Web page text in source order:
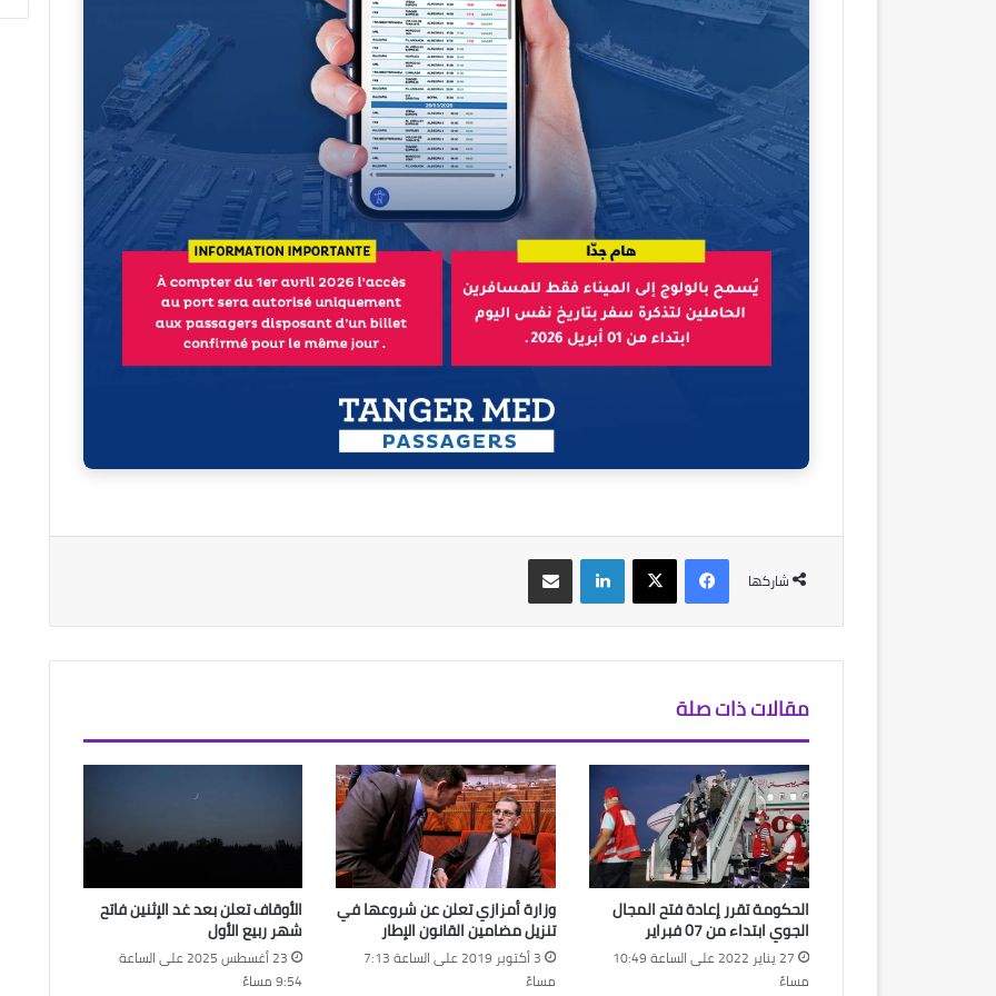
شاركها
فيسبوك‫X لينكدإن مشاركة عبر البريد
مقالات ذات صلة
الحكومة تقرر إعادة فتح المجال
الجوي ابتداء من 07 فبراير
27 يناير 2022 على الساعة 10:49
مساءً
وزارة أمزازي تعلن عن شروعها في
تنزيل مضامين القانون الإطار
3 أكتوبر 2019 على الساعة 7:13
مساءً
الأوقاف تعلن بعد غد الإثنين فاتح
شهر ربيع الأول
23 أغسطس 2025 على الساعة
9:54 مساءً